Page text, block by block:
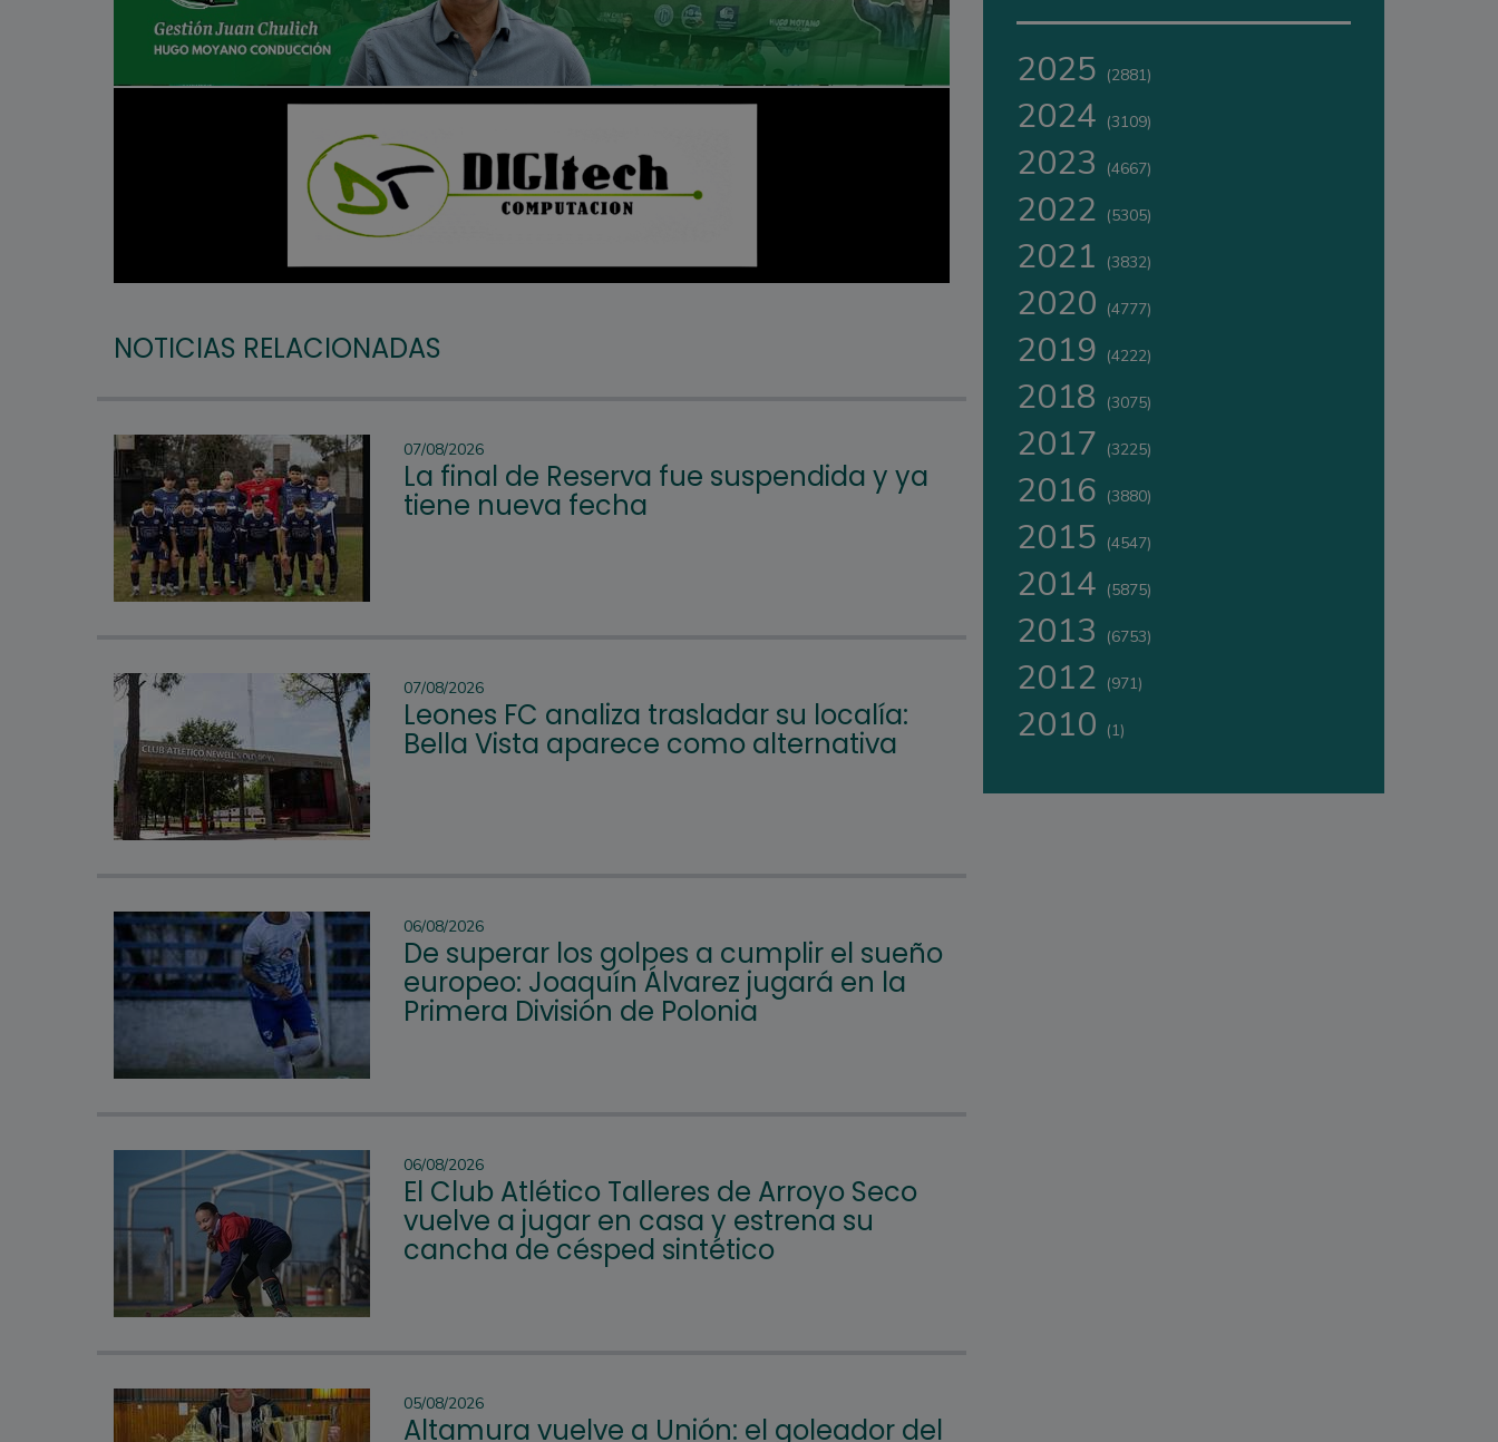
NOTICIAS RELACIONADAS
07/08/2026
La final de Reserva fue suspendida y ya
tiene nueva fecha
07/08/2026
Leones FC analiza trasladar su localía:
Bella Vista aparece como alternativa
06/08/2026
De superar los golpes a cumplir el sueño
europeo: Joaquín Álvarez jugará en la
Primera División de Polonia
06/08/2026
El Club Atlético Talleres de Arroyo Seco
vuelve a jugar en casa y estrena su
cancha de césped sintético
05/08/2026
Altamura vuelve a Unión: el goleador del
2025 (2881)
2024 (3109)
2023 (4667)
2022 (5305)
2021 (3832)
2020 (4777)
2019 (4222)
2018 (3075)
2017 (3225)
2016 (3880)
2015 (4547)
2014 (5875)
2013 (6753)
2012 (971)
2010 (1)